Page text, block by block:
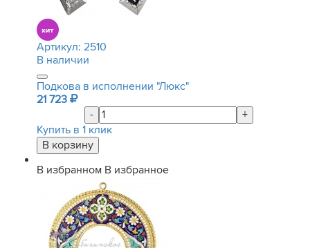
Артикул: 2510
В наличии
Подкова в исполнении "Люкс"
21 723
-
+
Купить в 1 клик
В избранном В избранное